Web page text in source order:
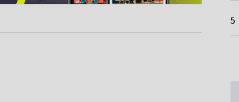
5